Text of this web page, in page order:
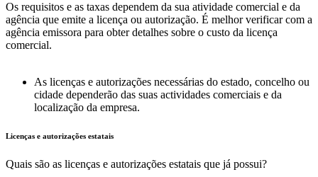
Os requisitos e as taxas dependem da sua atividade comercial e da
agência que emite a licença ou autorização. É melhor verificar com a
agência emissora para obter detalhes sobre o custo da licença
comercial.
As licenças e autorizações necessárias do estado, concelho ou
cidade dependerão das suas actividades comerciais e da
localização da empresa.
Licenças e autorizações estatais
Quais são as licenças e autorizações estatais que já possui?